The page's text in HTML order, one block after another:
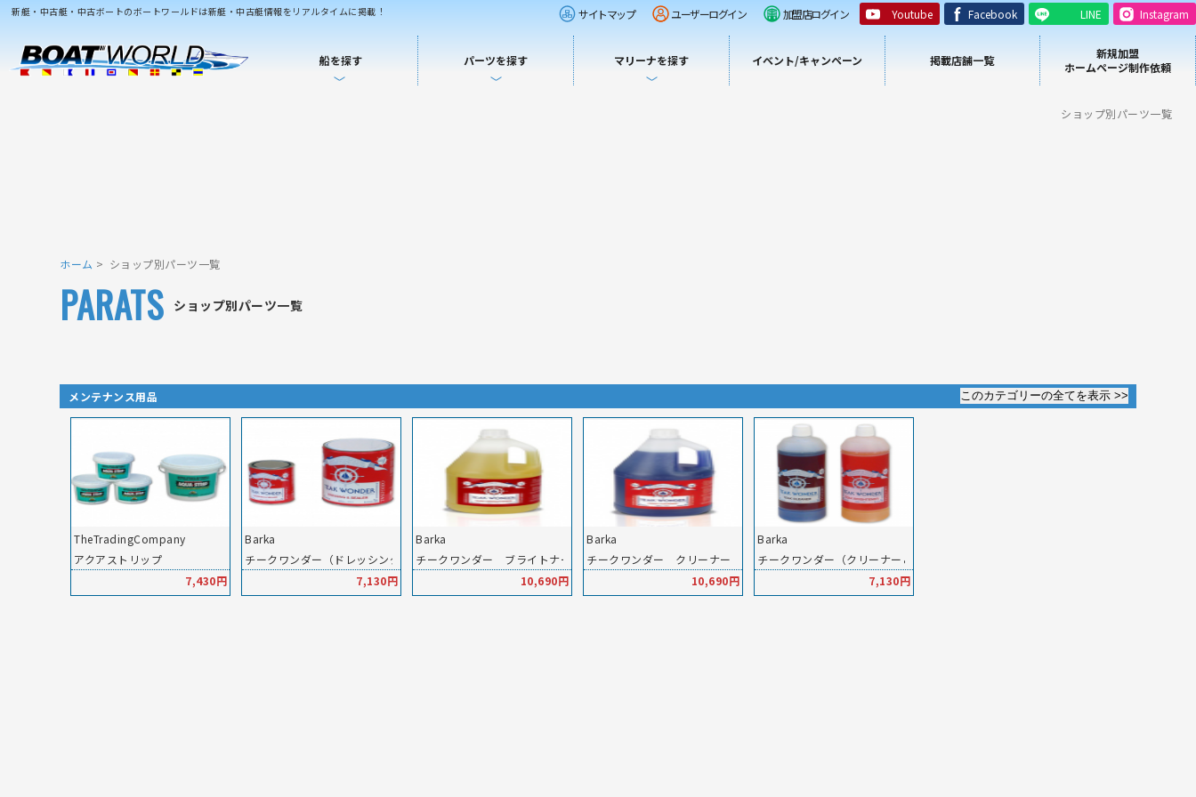
新艇・中古艇・中古ボートのボートワールドは新艇・中古艇情報をリアルタイムに掲載！ サイトマップ ユーザーログイン 加盟店ログイン Youtube Facebook LINE Instagram
船を探す パーツを探す マリーナを探す イベント/キャンペーン 掲載店舗一覧
新規加盟
ホームページ制作依頼
ショップ別パーツ一覧
ホーム ショップ別パーツ一覧
ショップ別パーツ一覧
PARATS
メンテナンス用品
TheTradingCompany
アクアストリップ
7,430円
Barka
チークワンダー（ドレッシングシーラー）
7,130円
Barka
チークワンダー ブライトナー 4L
10,690円
Barka
チークワンダー クリーナー 4L
10,690円
Barka
チークワンダー（クリーナー＆ブライトナー） コンボパック
7,130円